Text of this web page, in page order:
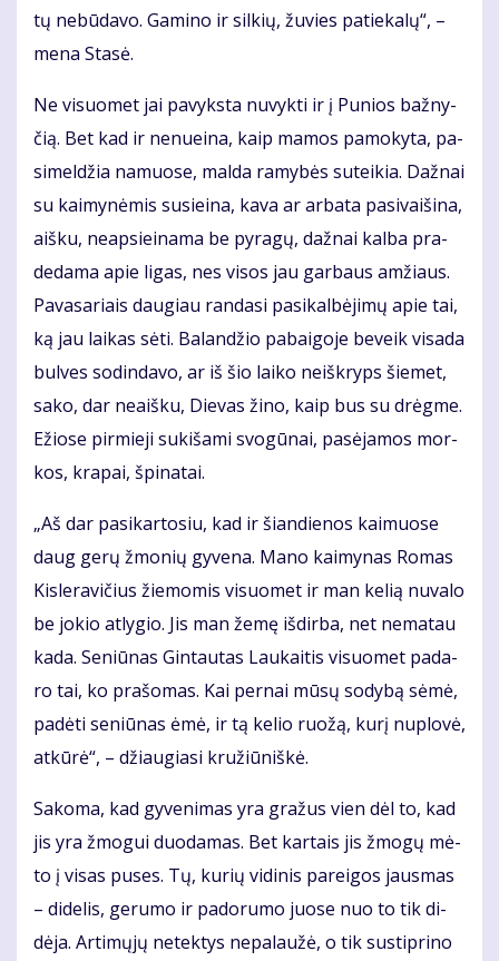
tų ne­bū­da­vo. Ga­mi­no ir sil­kių, žu­vies pa­tie­ka­lų“, –
me­na Sta­sė.
Ne vi­suo­met jai pa­vyks­ta nu­vyk­ti ir į Pu­nios baž­ny­
čią. Bet kad ir ne­nu­ei­na, kaip ma­mos pa­mo­ky­ta, pa­
si­mel­džia na­muo­se, mal­da ra­my­bės su­tei­kia. Daž­nai
su kai­my­nė­mis su­si­ei­na, ka­va ar ar­ba­ta pa­si­vai­ši­na,
aiš­ku, neap­si­ei­na­ma be py­ra­gų, daž­nai kal­ba pra­
de­da­ma apie li­gas, nes vi­sos jau gar­baus am­žiaus.
Pa­va­sa­riais dau­giau ran­da­si pa­si­kal­bė­ji­mų apie tai,
ką jau lai­kas sė­ti. Ba­lan­džio pa­bai­go­je be­veik vi­sa­da
bul­ves so­din­da­vo, ar iš šio lai­ko ne­iš­kryps šie­met,
sa­ko, dar ne­aiš­ku, Die­vas ži­no, kaip bus su drėg­me.
Ežio­se pir­mie­ji su­ki­ša­mi svo­gū­nai, pa­sė­ja­mos mor­
kos, kra­pai, špi­na­tai.
„Aš dar pa­si­kar­to­siu, kad ir šian­die­nos kai­muo­se
daug ge­rų žmo­nių gy­ve­na. Ma­no kai­my­nas Ro­mas
Kis­le­ra­vi­čius žie­mo­mis vi­suo­met ir man ke­lią nu­va­lo
be jo­kio at­ly­gio. Jis man že­mę iš­dir­ba, net ne­ma­tau
ka­da. Se­niū­nas Gin­tau­tas Lau­kai­tis vi­suo­met pa­da­
ro tai, ko pra­šo­mas. Kai per­nai mū­sų so­dy­bą sė­mė,
pa­dė­ti se­niū­nas ėmė, ir tą ke­lio ruo­žą, ku­rį nu­plo­vė,
at­kū­rė“, – džiau­gia­si kru­žiū­niš­kė.
Sa­ko­ma, kad gy­ve­ni­mas yra gra­žus vien dėl to, kad
jis yra žmo­gui duo­da­mas. Bet kar­tais jis žmo­gų mė­
to į vi­sas pu­ses. Tų, ku­rių vi­di­nis pa­rei­gos jaus­mas
– di­de­lis, ge­ru­mo ir pa­do­ru­mo juo­se nuo to tik di­
dė­ja. Ar­ti­mų­jų ne­tek­tys ne­pa­lau­žė, o tik su­stip­ri­no